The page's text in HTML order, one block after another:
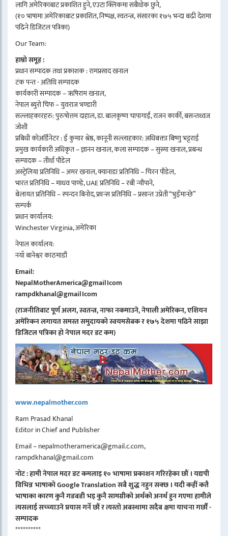
लागि अमेरिकाबाट प्रकाशित हुने, एउटा क्लिकमा सबैथोक छुने,
(१० भाषामा अमेरिकाबाट प्रकाशित, निष्पक्ष, स्वतन्त्र, संसारका १७५ भन्दा बढी देशमा
पढिने डिजिटल पत्रिका)
Our Team:
हाम्रो समूह :
प्रधान सम्पादक तथा प्रकाशक : रामप्रसाद खनाल
टंक पन्त - अतिथि सम्पादक
कार्यकारी सम्पादक – ऋषिराम खनाल,
नेपाल ब्युरो चिफ – युवराज भण्डारी
सल्लाहकारहरु: पुरुषोत्तम दाहाल, डा. बालकृष्ण चापागाईं, राजन कार्की, बसन्तध्वज
जोशी
प्रबिधी कोअर्डिनेटर : ई कुमार श्रेष्ठ, कानूनी सल्लाहकार: अधिबक्ता बिष्णु भट्टराई
प्रमुख कार्यकारी अधिकृत – ज्ञानन खनाल, कला सम्पादक – सुस्मा खनाल, प्रबन्ध
सम्पादक – तीर्था पौडेल
अस्ट्रेलिया प्रतिनिधि – अमर खनाल, क्यानाडा प्रतिनिधि – चिरन पौडेल,
भारत प्रतिनिधि – माधव पाण्डे, UAE प्रतिनिधि – रबी न्यौपाने,
बेलायत प्रतिनिधि – स्पन्दन बिनोद, फ्रान्स प्रतिनिधि – प्रसान्त उप्रेती “भुइँमान्छे”
सम्पर्क
प्रधान कार्यालय:
Winchester Virginia, अमेरिका
नेपाल कार्यालय:
नयाँ बानेश्वर काठमाडौं
Email:
NepalMotherAmerica@gmail।com
rampdkhanal@gmail।com
(राजनीतिबाट पूर्ण अलग, स्वतन्त्र, नाफा नकमाउने, नेपाली अमेरिकन, एशियन
अमेरिकन लगायत समस्त समुदायको स्वयमसेबक र १७५ देशमा पढिने साझा
डिजिटल पत्रिका हो नेपाल मदर डट कम)
www.nepalmother.com
Ram Prasad Khanal
Editor in Chief and Publisher
Email – nepalmotheramerica@gmail.c.com,
rampdkhanal@gmail.com
नोट : हामी नेपाल मदर डट कमलाइ १० भाषामा प्रकाशन गरिरहेका छौं । यद्यपी
विभिन्न भाषाको Google Translation सबै शुद्ध नहुन सक्छ । यदी कहीं कतै
भाषाका कारण कुनै गडबडी भइ कुनै सामग्रीको अर्थको अनर्थ हुन गएमा हामीले
त्यसलाई सच्च्याउने प्रयास गर्ने छौं र त्यस्तो अबस्थामा सदैब क्षमा याचना गर्छौं -
सम्पादक
**********